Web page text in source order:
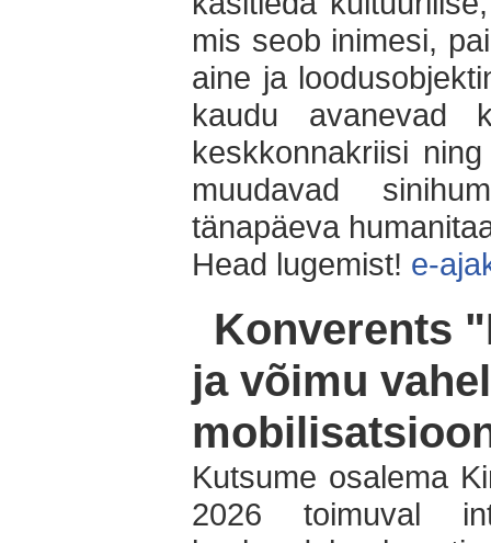
mis seob inimesi,
aine ja
kaudu avanevad
keskkonnakriisi
muudavad
tänapäeva
Head lugemist! e-
Konverents
ja võimu
Kutsume osalema
2026 toimuval